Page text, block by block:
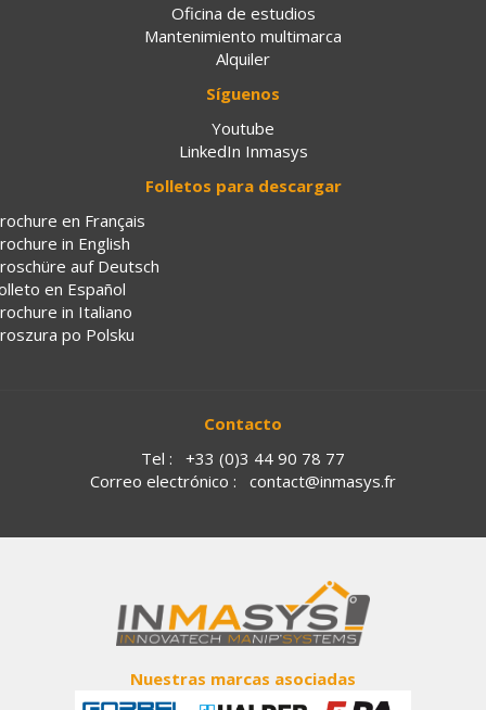
Oficina de estudios
Mantenimiento multimarca
Alquiler
Síguenos
Youtube
LinkedIn Inmasys
Folletos para descargar
en Français
in English
auf Deutsch
en Español
in Italiano
po Polsku
Contacto
Tel :
+33 (0)3 44 90 78 77
Correo electrónico :
contact@inmasys.fr
Nuestras marcas asociadas